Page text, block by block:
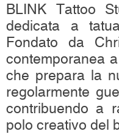
BLINK Tattoo
dedicata a
Fondato da
contemporanea
che prepara la
regolarmente
contribuendo a
polo creativo del